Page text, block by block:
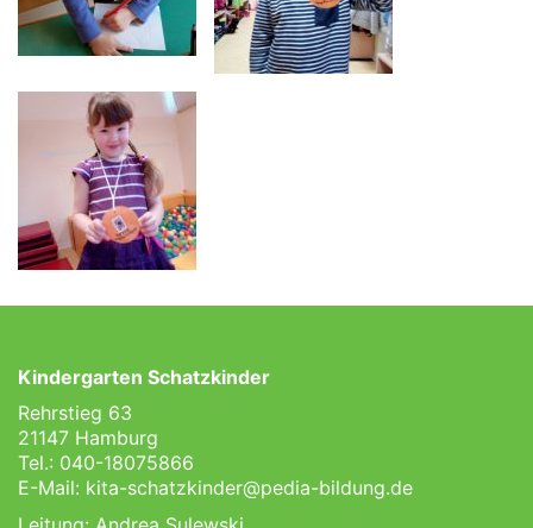
Kindergarten Schatzkinder
Rehrstieg 63
21147 Hamburg
Tel.: 040-18075866
E-Mail: kita-schatzkinder@pedia-bildung.de